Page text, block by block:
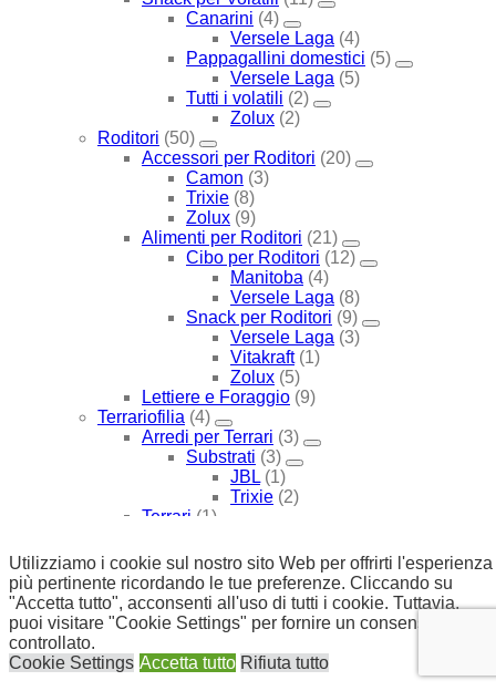
Canarini (4)
Versele Laga (4)
Pappagallini domestici (5)
Versele Laga (5)
Tutti i volatili (2)
Zolux (2)
Roditori (50)
Accessori per Roditori (20)
Camon (3)
Trixie (8)
Zolux (9)
Alimenti per Roditori (21)
Cibo per Roditori (12)
Manitoba (4)
Versele Laga (8)
Snack per Roditori (9)
Versele Laga (3)
Vitakraft (1)
Zolux (5)
Lettiere e Foraggio (9)
Terrariofilia (4)
Arredi per Terrari (3)
Substrati (3)
JBL (1)
Trixie (2)
Terrari (1)
Advance (13)
Cane (8)
Cibo Medicato (8)
Cibo Secco Medicato (8)
Alimenti Medicati (5)
Cibo Secco Medicato
(5)
Utilizziamo i cookie sul nostro sito Web per offrirti l'esperienza
più pertinente ricordando le tue preferenze. Cliccando su
"Accetta tutto", acconsenti all'uso di tutti i cookie. Tuttavia,
puoi visitare "Cookie Settings" per fornire un consenso
controllato.
Cookie Settings Accetta tutto Rifiuta tutto